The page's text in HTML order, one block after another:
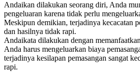
Andaikan dilakukan seorang diri, Anda
pengeluaran karena tidak perlu
Meskipun demikian, terjadinya kecacatan
dan hasilnya tidak rapi.
Andaikata dilakukan dengan
Anda harus mengeluarkan biaya
terjadinya kesilapan pemasangan sangat
rapi.